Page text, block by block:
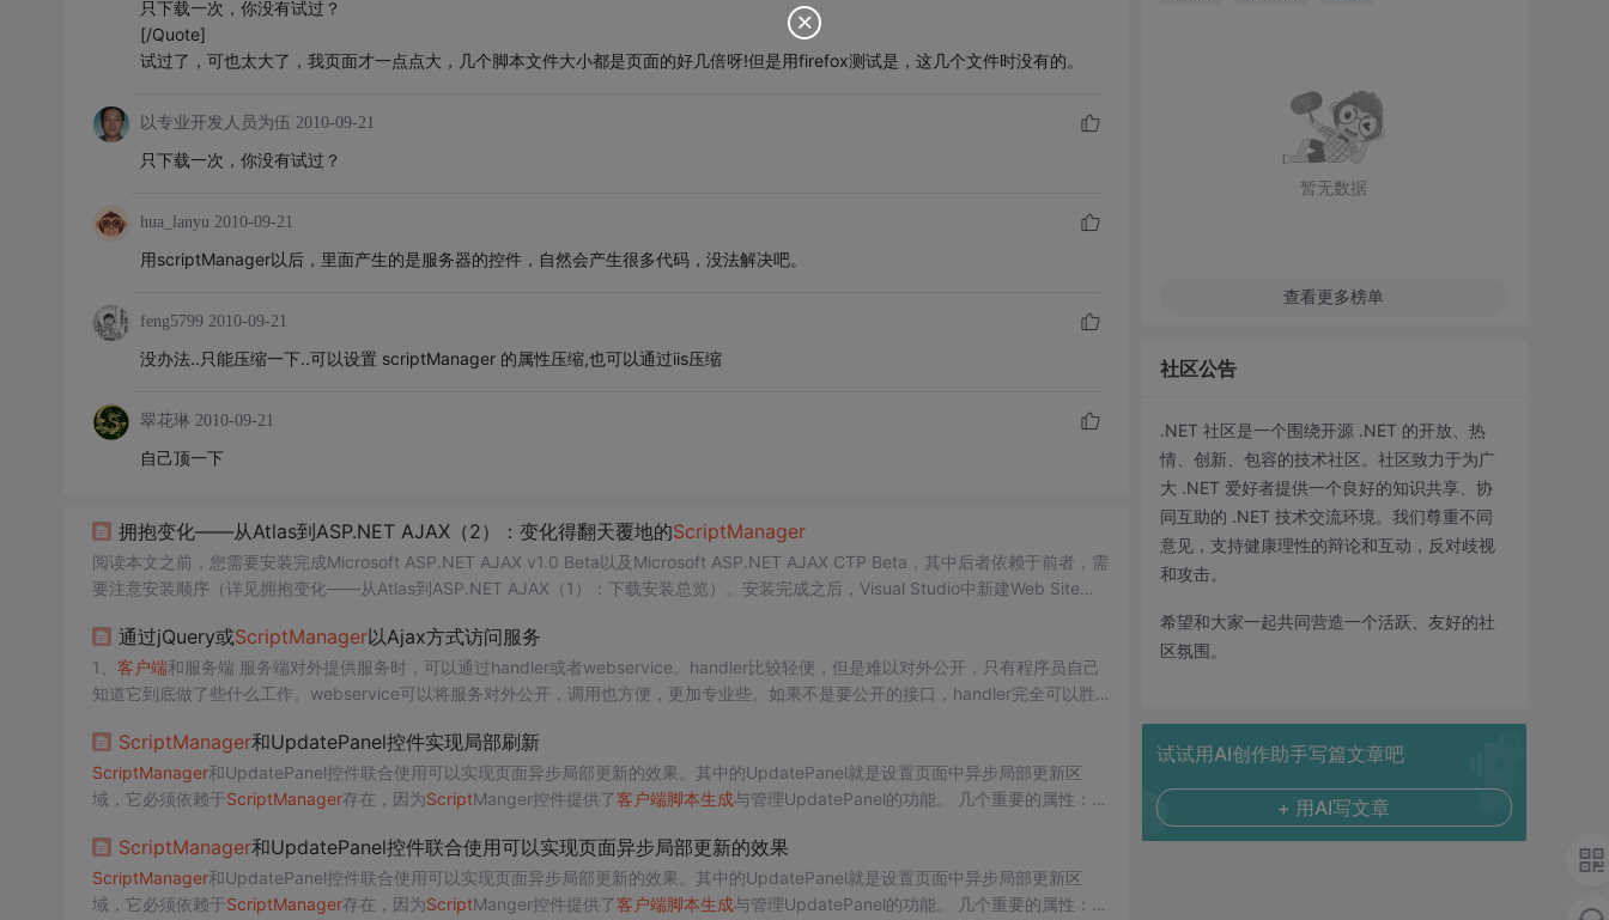
只下载一次，你没有试过？
[/Quote]
试过了，可也太大了，我页面才一点点大，几个脚本文件大小都是页面的好几倍呀!但是用firefox测试是，这几个文件时没有的。
以专业开发人员为伍 2010-09-21
只下载一次，你没有试过？
hua_lanyu 2010-09-21
用scriptManager以后，里面产生的是服务器的控件，自然会产生很多代码，没法解决吧。
feng5799 2010-09-21
没办法..只能压缩一下..可以设置 scriptManager 的属性压缩,也可以通过iis压缩
翠花琳 2010-09-21
自己顶一下
拥抱变化——从Atlas到ASP.NET AJAX（2）：变化得翻天覆地的ScriptManager
阅读本文之前，您需要安装完成Microsoft ASP.NET AJAX v1.0 Beta以及Microsoft ASP.NET AJAX CTP Beta，其中后者依赖于前者，需
要注意安装顺序（详见拥抱变化——从Atlas到ASP.NET AJAX（1）：下载安装总览）。安装完成之后，Visual Studio中新建Web Site的
通过jQuery或ScriptManager以Ajax方式访问服务
1、 客户端和服务端 服务端对外提供服务时，可以通过handler或者webservice。handler比较轻便，但是难以对外公开，只有程序员自己
知道它到底做了些什么工作。webservice可以将服务对外公开，调用也方便，更加专业些。如果不是要公开的接口，handler完全可以胜
ScriptManager和UpdatePanel控件实现局部刷新
ScriptManager和UpdatePanel控件联合使用可以实现页面异步局部更新的效果。其中的UpdatePanel就是设置页面中异步局部更新区
域，它必须依赖于ScriptManager存在，因为ScriptManger控件提供了客户端脚本生成 与管理UpdatePanel的功能。 几个重要的属性： S
ScriptManager和UpdatePanel控件联合使用可以实现页面异步局部更新的效果
ScriptManager和UpdatePanel控件联合使用可以实现页面异步局部更新的效果。其中的UpdatePanel就是设置页面中异步局部更新区
域，它必须依赖于ScriptManager存在，因为ScriptManger控件提供了客户端脚本生成与管理UpdatePanel的功能。 几个重要的属性： S
暂无数据
查看更多榜单
社区公告
.NET 社区是一个围绕开源 .NET 的开放、热
情、创新、包容的技术社区。社区致力于为广
大 .NET 爱好者提供一个良好的知识共享、协
同互助的 .NET 技术交流环境。我们尊重不同
意见，支持健康理性的辩论和互动，反对歧视
和攻击。
希望和大家一起共同营造一个活跃、友好的社
区氛围。
试试用AI创作助手写篇文章吧
+ 用AI写文章